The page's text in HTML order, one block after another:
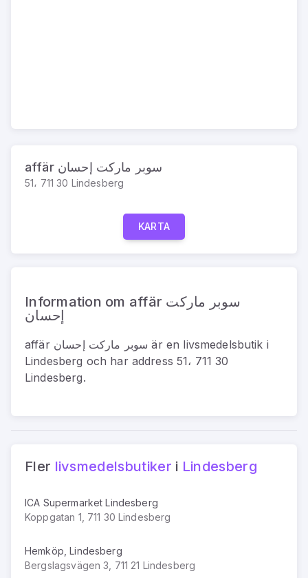
affär سوبر ماركت إحسان
51، 711 30 Lindesberg
KARTA
Information om affär سوبر ماركت
إحسان
affär سوبر ماركت إحسان är en livsmedelsbutik i
Lindesberg och har address51، 711 30
Lindesberg.
Fler livsmedelsbutiker i Lindesberg
ICA Supermarket Lindesberg
Koppgatan 1, 711 30 Lindesberg
Hemköp, Lindesberg
Bergslagsvägen 3, 711 21 Lindesberg